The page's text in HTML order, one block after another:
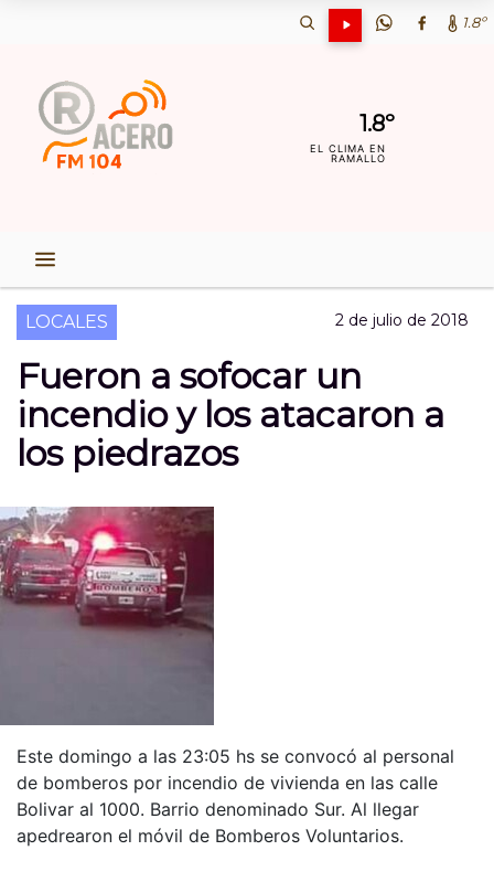
1.8º
1.8º
EL CLIMA EN
RAMALLO
LOCALES 2 de julio de 2018
Fueron a sofocar un
incendio y los atacaron a
los piedrazos
Este domingo a las 23:05 hs se convocó al personal
de bomberos por incendio de vivienda en las calle
Bolivar al 1000. Barrio denominado Sur. Al llegar
apedrearon el móvil de Bomberos Voluntarios.